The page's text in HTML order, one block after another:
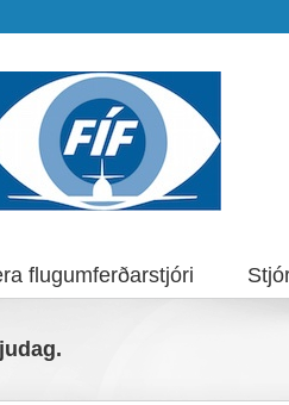
flugumferðarstjóri